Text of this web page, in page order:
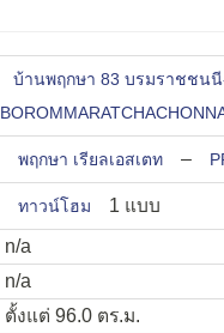
บ้านพฤกษา 83 บรมราชชนนี-
พฤกษา เรียลเอสเตท –
ทาวน์โฮม
1 แบบ
n/a
n/a
ตั้งแต่ 96.0 ตร.ม.